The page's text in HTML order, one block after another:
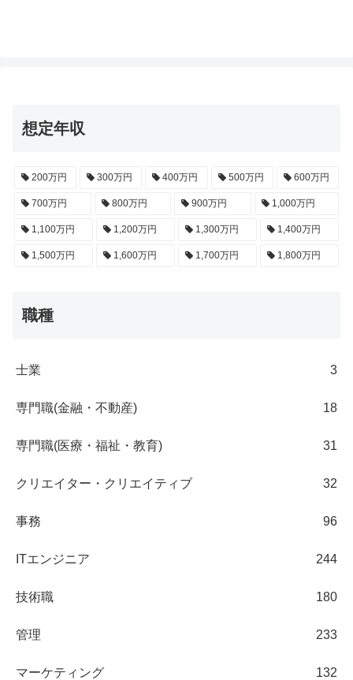
想定年収
200万円 300万円 400万円 500万円 600万円
700万円 800万円 900万円 1,000万円
1,100万円 1,200万円 1,300万円 1,400万円
1,500万円 1,600万円 1,700万円 1,800万円
職種
士業 3
専門職(金融・不動産) 18
専門職(医療・福祉・教育) 31
クリエイター・クリエイティブ 32
事務 96
ITエンジニア 244
技術職 180
管理 233
マーケティング 132